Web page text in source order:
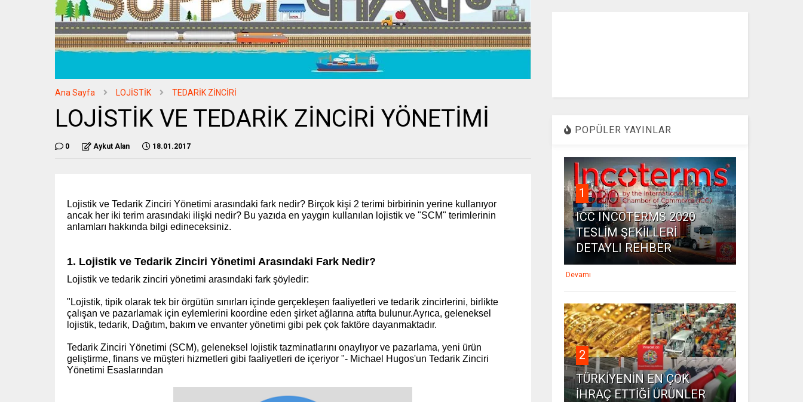
Ana Sayfa LOJİSTİK TEDARİK ZİNCİRİ
LOJİSTİK VE TEDARİK ZİNCİRİ YÖNETİMİ
0 Aykut Alan 18.01.2017
Lojistik ve Tedarik Zinciri Yönetimi arasındaki fark nedir? Birçok kişi 2 terimi birbirinin yerine kullanıyor
ancak her iki terim arasındaki ilişki nedir? Bu yazıda en yaygın kullanılan lojistik ve "SCM" terimlerinin
anlamları hakkında bilgi edineceksiniz.
1. Lojistik ve Tedarik Zinciri Yönetimi Arasındaki Fark Nedir?
Lojistik ve tedarik zinciri yönetimi arasındaki fark şöyledir:
"Lojistik, tipik olarak tek bir örgütün sınırları içinde gerçekleşen faaliyetleri ve tedarik zincirlerini, birlikte
çalışan ve pazarlamak için eylemlerini koordine eden şirket ağlarına atıfta bulunur.Ayrıca, geleneksel
lojistik, tedarik, Dağıtım, bakım ve envanter yönetimi gibi pek çok faktöre dayanmaktadır.
Tedarik Zinciri Yönetimi (SCM), geleneksel lojistik tazminatlarını onaylıyor ve pazarlama, yeni ürün
geliştirme, finans ve müşteri hizmetleri gibi faaliyetleri de içeriyor "- Michael Hugos'un Tedarik Zinciri
Yönetimi Esaslarından
POPÜLER YAYINLAR
1
ICC INCOTERMS 2020
TESLİM ŞEKİLLERİ
DETAYLI REHBER
Devamı
2
TÜRKİYENİN EN ÇOK
İHRAÇ ETTİĞİ ÜRÜNLER